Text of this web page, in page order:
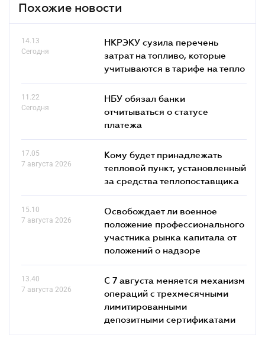
Похожие новости
14.13
Сегодня
НКРЭКУ сузила перечень
затрат на топливо, которые
учитываются в тарифе на тепло
11.22
Сегодня
НБУ обязал банки
отчитываться о статусе
платежа
17.05
7 августа 2026
Кому будет принадлежать
тепловой пункт, установленный
за средства теплопоставщика
15.10
7 августа 2026
Освобождает ли военное
положение профессионального
участника рынка капитала от
положений о надзоре
13.40
7 августа 2026
С 7 августа меняется механизм
операций с трехмесячными
лимитированными
депозитными сертификатами